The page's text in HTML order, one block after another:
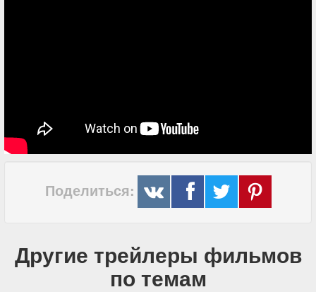
Поделиться:
Другие трейлеры фильмов
по темам